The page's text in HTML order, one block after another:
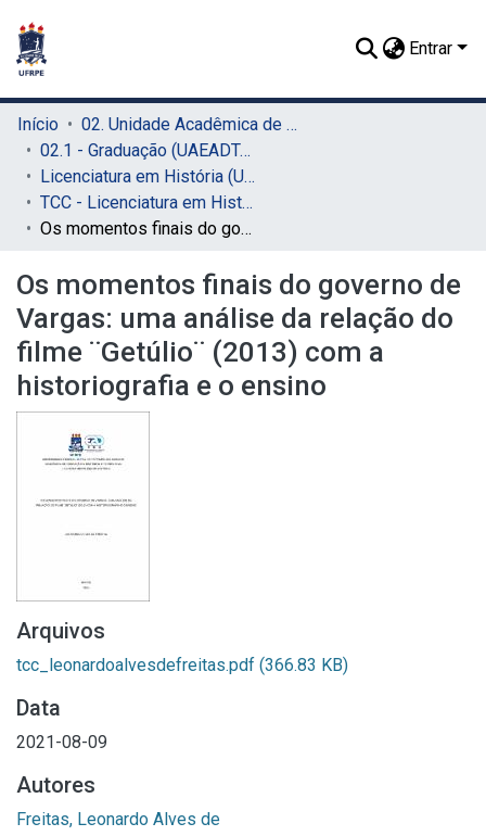
Entrar
Início
02. Unidade Acadêmica de Educação a Distância e Tecnologia (UAEADTec)
02.1 - Graduação (UAEADTec)
Licenciatura em História (UAEADTec)
TCC - Licenciatura em História (UAEADTec)
Os momentos finais do governo de Vargas: uma análise da relação do filme ¨Getúlio¨ (2013) com a historiografia e o ensino
Os momentos finais do governo de
Vargas: uma análise da relação do
filme ¨Getúlio¨ (2013) com a
historiografia e o ensino
Arquivos
tcc_leonardoalvesdefreitas.pdf (366.83 KB)
Data
2021-08-09
Autores
Freitas, Leonardo Alves de